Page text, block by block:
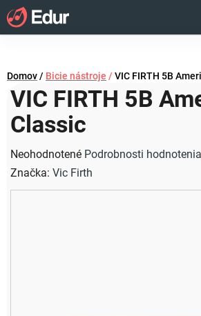
Prejsť
na
obsah
Domov/ Bicie nástroje / VIC FIRTH 5B
VIC FIRTH 5B
Classic
Priemerné
hodnotenie
produktu
Neohodnotené Podrobnosti hodnotenia
Značka: Vic Firth